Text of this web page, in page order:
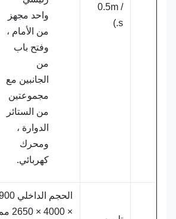
0.5m /
واحد مجهز
من الأمام ،
وفتح باب
الجانبين مع
مجموعتين
من الستائر
الدوارة ،
ومحرك
كهربائي.
الحجم الداخلي 6900
× 4000 × 2650 مم